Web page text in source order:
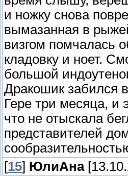
и ножку снова
вымазанная в
визгом помчалась
кладовку и ноет.
большой
Дракошик забился
Гере три месяца,
что не отыскала
представителей
[15] ЮлиАна